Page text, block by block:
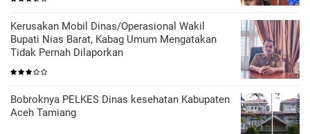
Kerusakan Mobil Dinas/Operasional Wakil
Bupati Nias Barat, Kabag Umum Mengatakan
Tidak Pernah Dilaporkan
Bobroknya PELKES Dinas kesehatan Kabupaten
Aceh Tamiang